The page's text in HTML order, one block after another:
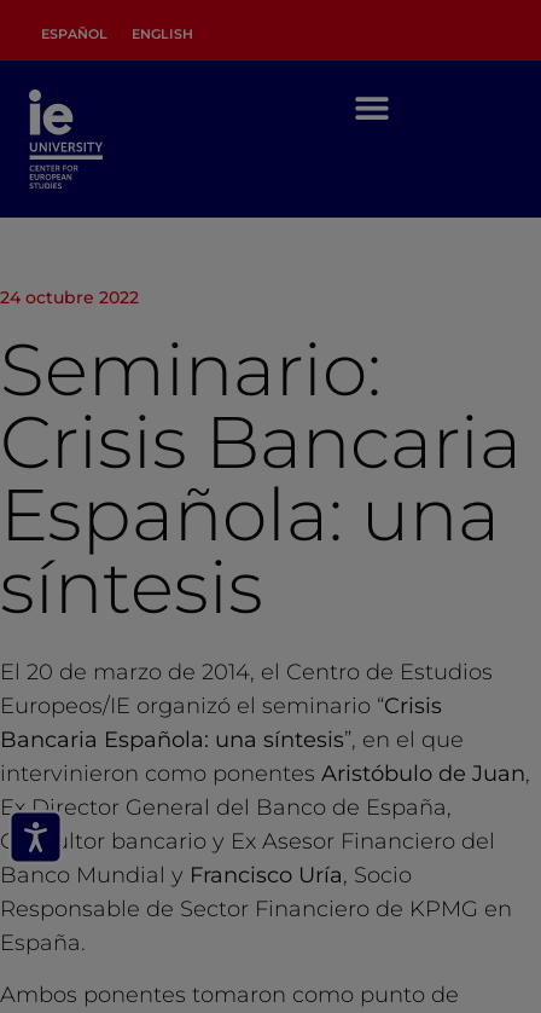
ESPAÑOL ENGLISH
24 octubre 2022
Seminario:
Crisis Bancaria
Española: una
síntesis
El 20 de marzo de 2014, el Centro de Estudios
Europeos/IE organizó el seminario “Crisis
Bancaria Española: una síntesis”, en el que
intervinieron como ponentes Aristóbulo de Juan,
Ex Director General del Banco de España,
Consultor bancario y Ex Asesor Financiero del
Banco Mundial y Francisco Uría, Socio
Responsable de Sector Financiero de KPMG en
España.
Ambos ponentes tomaron como punto de